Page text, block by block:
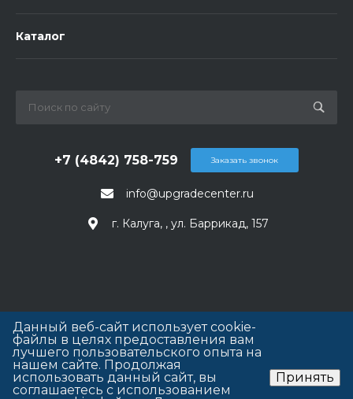
Каталог
info@upgradecenter.ru
+7 (4842) 758-759
г. Калуга, , ул. Баррикад, 157
Заказать звонок
Данный веб-сайт использует cookie-
файлы в целях предоставления вам
лучшего пользовательского опыта на
нашем сайте. Продолжая
использовать данный сайт, вы
соглашаетесь с использованием
Принять